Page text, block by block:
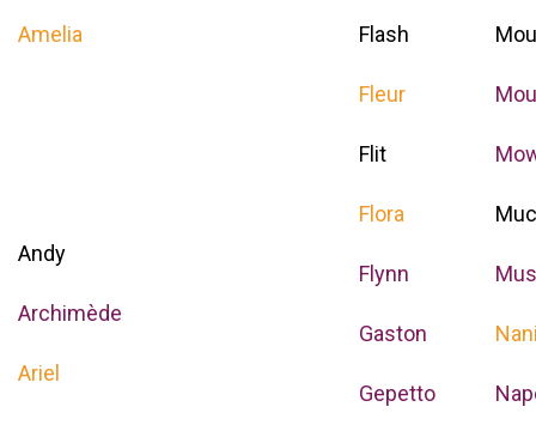
Amelia
Andy
Archimède
Ariel
Flash
Fleur
Flit
Flora
Flynn
Gaston
Gepetto